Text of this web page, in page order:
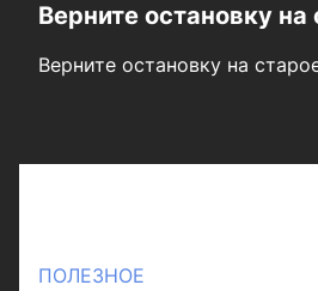
Верните остановку на
Верните остановку на
ПОЛЕЗНОЕ